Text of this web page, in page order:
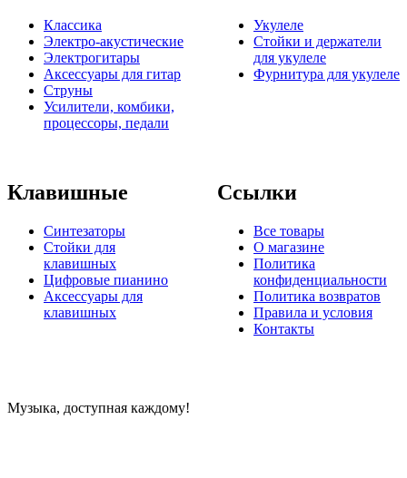
Классика
Электро-акустические
Электрогитары
Аксессуары для гитар
Струны
Усилители, комбики,
процессоры, педали
Укулеле
Стойки и держатели
для укулеле
Фурнитура для укулеле
Клавишные
Синтезаторы
Стойки для
клавишных
Цифровые пианино
Аксессуары для
клавишных
Ссылки
Все товары
О магазине
Политика
конфиденциальности
Политика возвратов
Правила и условия
Контакты
Музыка, доступная каждому!